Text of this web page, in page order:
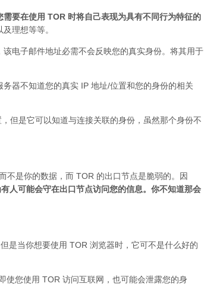
需要在使用 TOR 时将自己表现为具有不同行为特征的
理想等等。
电子邮件地址必需不会反映您的真实身份。将其用于
器不知道您的真实 IP 地址/位置和您的身份的相关
但是它可以知道与连接关联的身份，虽然那个身份不
不是你的数据，而 TOR 的出口节点是脆弱的。因
人可能会守在出口节点访问您的信息。你不知道那会
是当你想要使用 TOR 浏览器时，它可不是什么好的
使您使用 TOR 访问互联网，也可能会泄露您的身